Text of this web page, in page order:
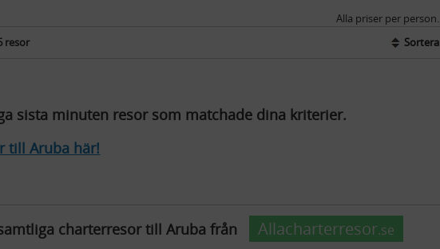
Alla priser per person.
resor Sortera
sista minuten resor som matchade dina kriterier.
till Aruba här!
charterresor till Aruba från Allacharterresor.se